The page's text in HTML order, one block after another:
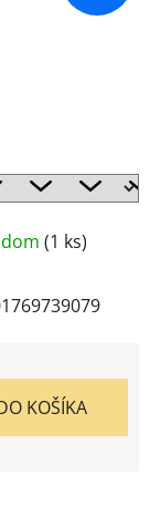
(1 ks)
KOŠÍKA